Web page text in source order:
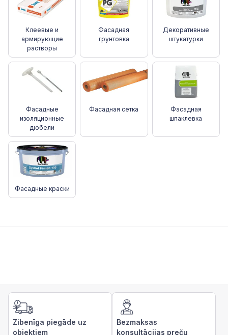
Клеевые и
армирующие
растворы
Фасадная
грунтовка
Декоративные
штукатурки
Фасадные
изоляционные
дюбели
Фасадная сетка
Фасадная
шпаклевка
Фасадные краски
Zibenīga piegāde uz
objektiem
Bezmaksas
konsultācijas preču